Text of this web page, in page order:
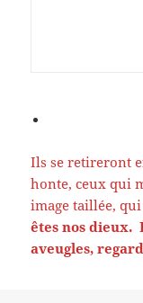
Ils se retireront
honte, ceux qui
image taillée,
êtes nos dieux.
aveugles,